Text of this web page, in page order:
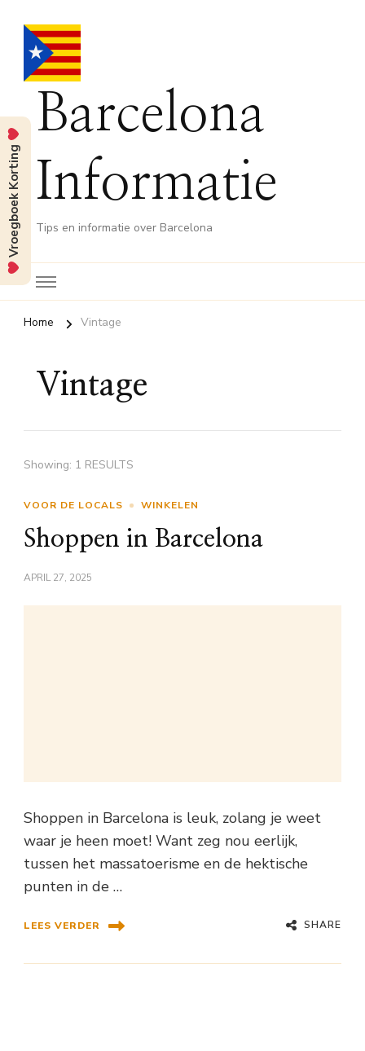
Barcelona
Informatie
Tips en informatie over Barcelona
Home Vintage
Vintage
Showing: 1 RESULTS
VOOR DE LOCALS WINKELEN
Shoppen in Barcelona
APRIL 27, 2025
Shoppen in Barcelona is leuk, zolang je weet
waar je heen moet! Want zeg nou eerlijk,
tussen het massatoerisme en de hektische
punten in de …
LEES VERDER SHARE
Vroegboek Korting